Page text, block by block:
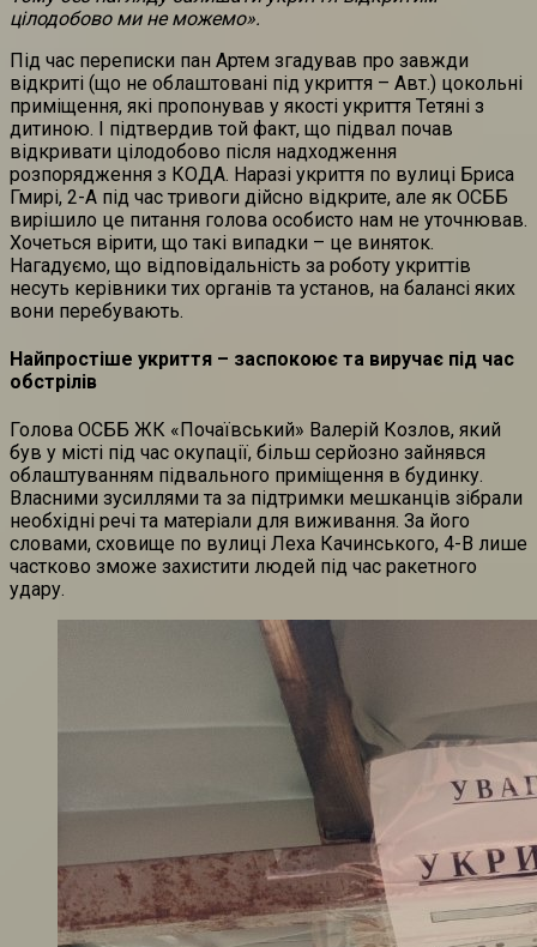
цілодобово ми не можемо».
Під час переписки пан Артем згадував про завжди
відкриті (що не облаштовані під укриття – Авт.) цокольні
приміщення, які пропонував у якості укриття Тетяні з
дитиною. І підтвердив той факт, що підвал почав
відкривати цілодобово після надходження
розпорядження з КОДА. Наразі укриття по вулиці Бриса
Гмирі, 2-А під час тривоги дійсно відкрите, але як ОСББ
вирішило це питання голова особисто нам не уточнював.
Хочеться вірити, що такі випадки – це виняток.
Нагадуємо, що відповідальність за роботу укриттів
несуть керівники тих органів та установ, на балансі яких
вони перебувають.
Найпростіше укриття – заспокоює та виручає під час
обстрілів
Голова ОСББ ЖК «Почаївський» Валерій Козлов, який
був у місті під час окупації, більш серйозно зайнявся
облаштуванням підвального приміщення в будинку.
Власними зусиллями та за підтримки мешканців зібрали
необхідні речі та матеріали для виживання. За його
словами, сховище по вулиці Леха Качинського, 4-В лише
частково зможе захистити людей під час ракетного
удару.